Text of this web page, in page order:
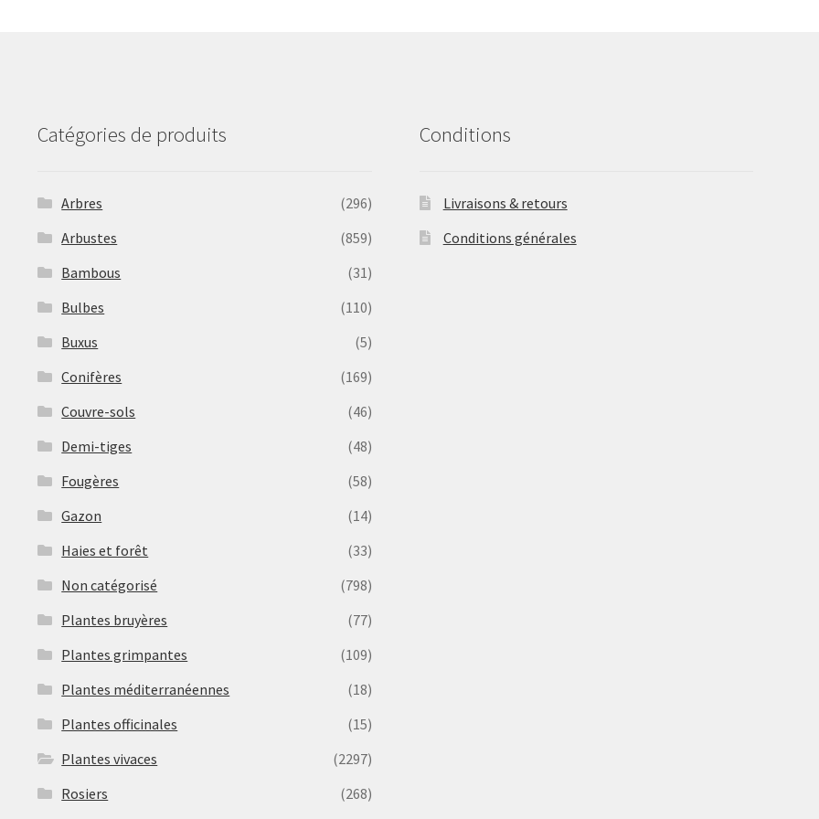
page
page
Catégories de produits
Arbres
(296)
Arbustes
(859)
Bambous
(31)
Bulbes
(110)
Buxus
(5)
Conifères
(169)
Couvre-sols
(46)
Demi-tiges
(48)
Fougères
(58)
Gazon
(14)
Haies et forêt
(33)
Non catégorisé
(798)
Plantes bruyères
(77)
Plantes grimpantes
(109)
Plantes méditerranéennes
(18)
Plantes officinales
(15)
Plantes vivaces
(2297)
Rosiers
(268)
Conditions
Livraisons & retours
Conditions générales